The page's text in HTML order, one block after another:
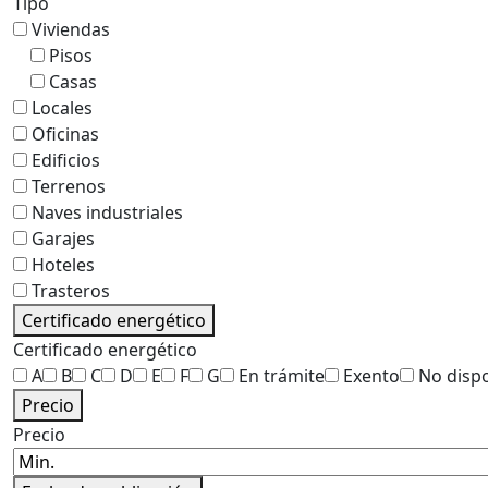
Viviendas
Pisos
Casas
Locales
Oficinas
Edificios
Terrenos
Naves industriales
Garajes
Hoteles
Trasteros
Certificado energético
Certificado energético
A
B C D E F G En trámite Exento
No
Precio
Precio